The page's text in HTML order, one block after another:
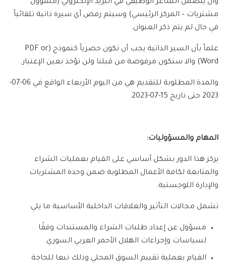
وأن يتضمن الشاغر الوظيفي في البريد الإلكتروني (مسؤول
مشتريات – المركز الرئيسي) وسيتم رفض أي سيرة ذاتية تلقائياً
في حال لم يتم ذكر العنوان.
علماً بأن السير الذاتية يجب أن تكون حصرياً كنموذج (PDF or
Word) والا ستكون مرفوضة من قبلنا ولن تؤخذ بعين الإعتبار.
والمدة المطلوبة للتقديم هي من اليوم الأربعاء الواقع في 06-07-
2023 حتى تاريخ 15-07-2023.
المهام والمسؤوليات:
يركز هذا الدور بشكل أساسي على القيام بعمليات الشراء
والمتابعة لكافة الأعمال المطلوبة ضمن وحدة المشتريات
والإدارة اللوجستية.
تشمل مجالات التأثير والعلاقات الداخلية الأساسية ما يلي:
مسؤول عن إعداد طلبات الشراء والمستندات وفقًا
لسياسات وإجراءات الهلال الأحمر العربي السوري.
القيام بعملية تقييم السوق المحلي وذلك تبعا للحاجة